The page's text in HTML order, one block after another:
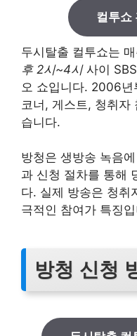
컬투쇼
두시탈출 컬투쇼는
후 2시~4시사이
오 쇼입니다. 2006년
코너, 게스트, 청취자
습니다.
방청은 생방송 녹음
과 신청 절차를 통해
다. 실제 방송은 청취
극적인 참여가 특징
방청 신청